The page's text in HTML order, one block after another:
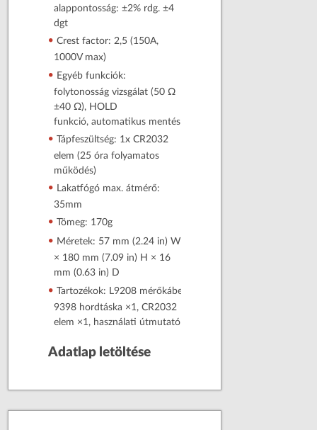
alappontosság: ±2% rdg. ±4
dgt
Crest factor: 2,5 (150A,
1000V max)
Egyéb funkciók:
folytonosság vizsgálat (50 Ω
±40 Ω), HOLD
funkció, automatikus mentés
Tápfeszültség: 1x CR2032
elem (25 óra folyamatos
működés)
Lakatfógó max. átmérő:
35mm
Tömeg: 170g
Méretek: 57 mm (2.24 in) W
× 180 mm (7.09 in) H × 16
mm (0.63 in) D
Tartozékok: L9208 mérőkábel,
9398 hordtáska ×1, CR2032
elem ×1, használati útmutató
Adatlap letöltése